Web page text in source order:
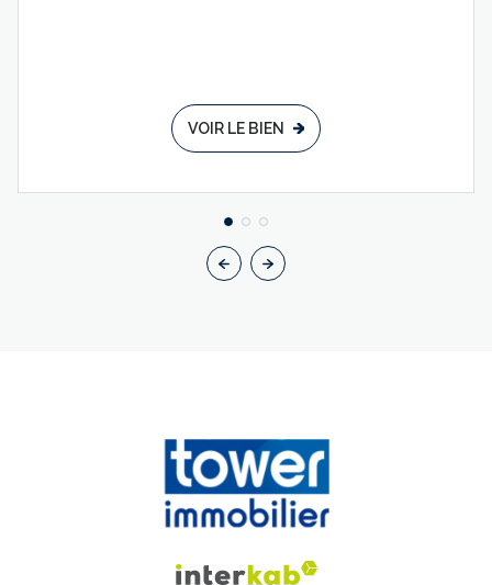
VOIR LE BIEN